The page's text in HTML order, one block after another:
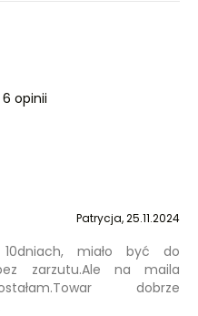
6 opinii
Patrycja, 25.11.2024
miało być do
zarzutu.Ale na maila
dobrze